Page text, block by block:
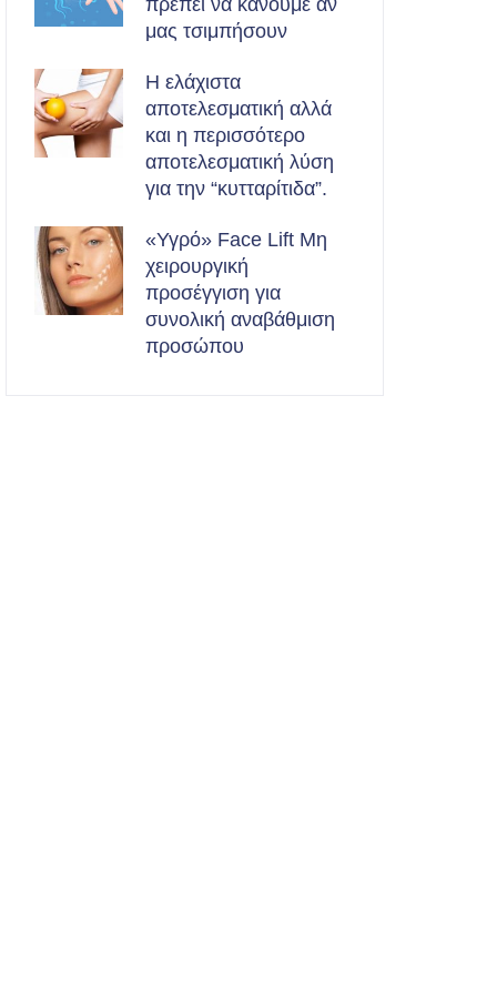
πρέπει να κάνουμε αν
μας τσιμπήσουν
Η ελάχιστα
αποτελεσματική αλλά
και η περισσότερο
αποτελεσματική λύση
για την “κυτταρίτιδα”.
«Υγρό» Face Lift Μη
χειρουργική
προσέγγιση για
συνολική αναβάθμιση
προσώπου